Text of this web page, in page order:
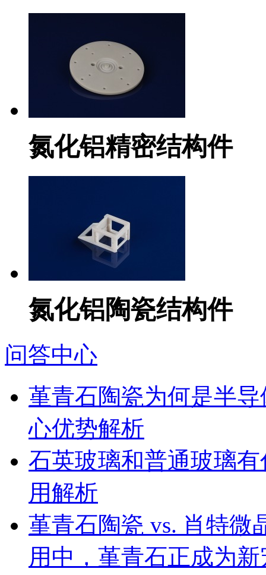
氮化铝精密结构件
氮化铝陶瓷结构件
问答中心
堇青石陶瓷为何是半
心优势解析
石英玻璃和普通玻璃
用解析
堇青石陶瓷 vs. 肖特微
用中，堇青石正成为